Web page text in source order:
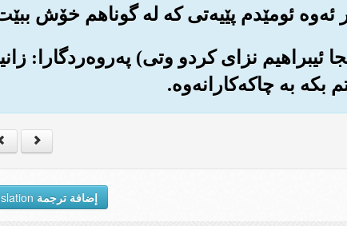
ئیبراهیم نزای کردو وتی)
بکه به چاکه‌کارانه‌وه‌.
إضافة ترجمة